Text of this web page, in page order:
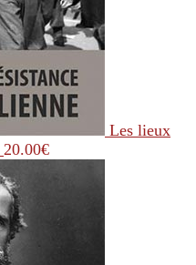
Les lieux
20.00€